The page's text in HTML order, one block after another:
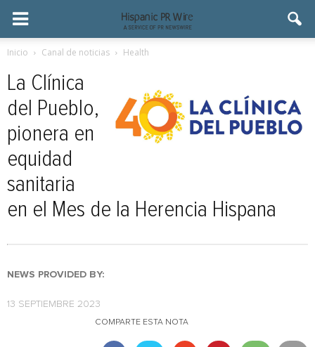
Inicio Canal de noticias Health
La Clínica
del Pueblo,
pionera en
equidad
sanitaria
en el Mes de la Herencia Hispana
NEWS PROVIDED BY:
13 SEPTIEMBRE 2023
COMPARTE ESTA NOTA